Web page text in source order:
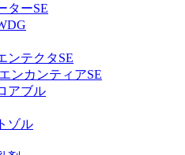
ターSE
ンテクタSE
ンカンティアSE
アブル
ゾル